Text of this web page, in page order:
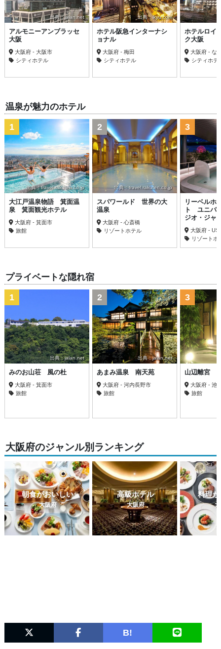
出典：jalan.net
アルモニーアンブラッセ
大阪
大阪府 - 大阪市
シティホテル
出典：ikyu.com
ホテル阪急インターナシ
ョナル
大阪府 - 梅田
シティホテル
ホテルロイ
ク大阪
大阪府 - な
シティホテ
温泉が魅力のホテル
出典：travel.rakuten.co.jp
1
大江戸温泉物語 箕面温
泉 箕面観光ホテル
大阪府 - 箕面市
旅館
出典：travel.rakuten.co.jp
2
スパワールド 世界の大
温泉
大阪府 - 心斎橋
リゾートホテル
3
リーベル
ト ユニバ
ジオ・ジャ
大阪府 -
リゾートホ
プライベートな隠れ宿
出典：jalan.net
1
みのお山荘 風の杜
大阪府 - 箕面市
旅館
出典：jalan.net
2
あまみ温泉 南天苑
大阪府 - 河内長野市
旅館
3
山辺離宮
大阪府 - 池
旅館
大阪府のジャンル別ランキング
朝食がおいしい
大阪府
高級ホテル
大阪府
料理
B!